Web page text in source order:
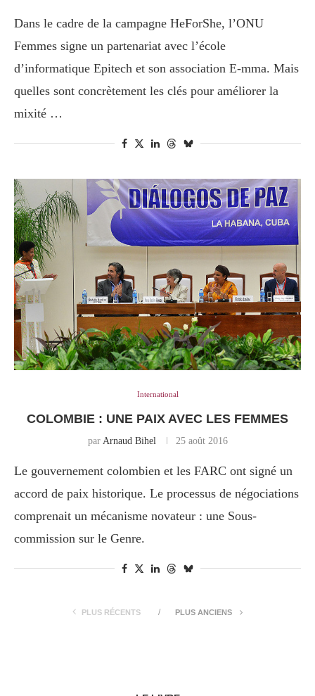
Dans le cadre de la campagne HeForShe, l’ONU
Femmes signe un partenariat avec l’école
d’informatique Epitech et son association E-mma. Mais
quelles sont concrètement les clés pour améliorer la
mixité …
International
COLOMBIE : UNE PAIX AVEC LES FEMMES
par Arnaud Bihel 25 août 2016
Le gouvernement colombien et les FARC ont signé un
accord de paix historique. Le processus de négociations
comprenait un mécanisme novateur : une Sous-
commission sur le Genre.
PLUS RÉCENTS PLUS ANCIENS